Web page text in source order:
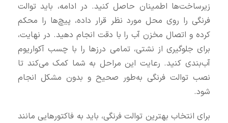
زیرساخت‌ها اطمینان حاصل کنید. در ادامه، باید توالت
فرنگی را روی محل مورد نظر قرار داده، پیچ‌ها را محکم
کرده و اتصال مخزن آب را با دقت انجام دهید. در نهایت،
برای جلوگیری از نشتی، تمامی درزها را با چسب آکواریوم
آب‌بندی کنید. رعایت این مراحل به شما کمک می‌کند تا
نصب توالت فرنگی به‌طور صحیح و بدون مشکل انجام
شود.
برای انتخاب بهترین توالت فرنگی، باید به فاکتورهایی مانند